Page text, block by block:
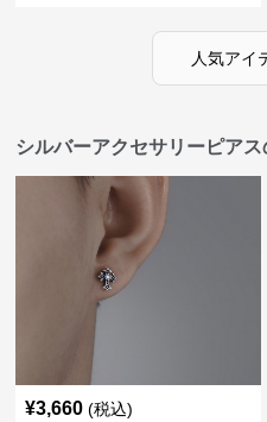
人気アイ
シルバーアクセサリーピア
¥3,660 (税込)